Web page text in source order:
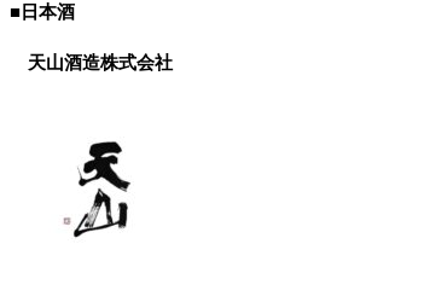
■日本酒
天山酒造株式会社